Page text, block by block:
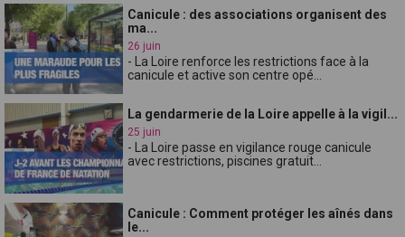
Canicule : des associations organisent des
ma...
26 juin
- La Loire renforce les restrictions face à la
canicule et active son centre opé...
La gendarmerie de la Loire appelle à la vigil...
25 juin
- La Loire passe en vigilance rouge canicule
avec restrictions, piscines gratuit...
Canicule : Comment protéger les aînés dans
le...